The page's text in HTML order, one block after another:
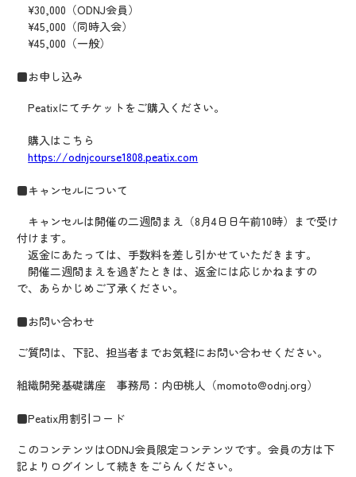
¥30,000（ODNJ会員）
¥45,000（同時入会）
¥45,000（一般）
■お申し込み
Peatixにてチケットをご購入ください。
購入はこちら
https://odnjcourse1808.peatix.com
■キャンセルについて
キャンセルは開催の二週間まえ（8月4日日午前10時）まで受け
付けます。
返金にあたっては、手数料を差し引かせていただきます。
開催二週間まえを過ぎたときは、返金には応じかねますの
で、あらかじめご了承ください。
■お問い合わせ
ご質問は、下記、担当者までお気軽にお問い合わせください。
組織開発基礎講座 事務局：内田桃人（momoto@odnj.org）
■Peatix用割引コード
このコンテンツはODNJ会員限定コンテンツです。会員の方は下
記よりログインして続きをごらんください。